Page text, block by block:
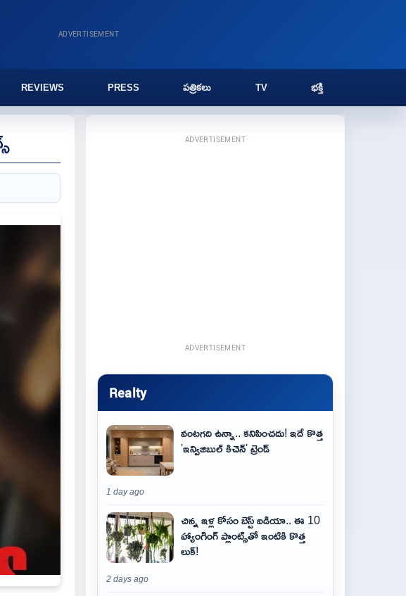
ADVERTISEMENT
REVIEWS PRESS పత్రికలు TV భక్తి
ADVERTISEMENT
ADVERTISEMENT
Realty
వంటగది ఉన్నా.. కనిపించదు! ఇదే కొత్త
'ఇన్విజిబుల్ కిచెన్' ట్రెండ్
1 day ago
చిన్న ఇళ్ల కోసం బెస్ట్ ఐడియా.. ఈ 10
హ్యాంగింగ్ ప్లాంట్స్‌తో ఇంటికి కొత్త
లుక్!
2 days ago